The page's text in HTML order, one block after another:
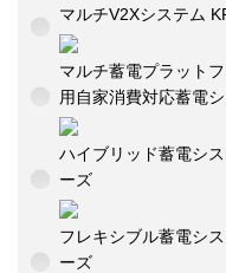
マルチV2Xシステム
マルチ蓄電プラット
用自家消費対応蓄電
ハイブリッド蓄電シ
ーズ
フレキシブル蓄電シ
ーズ